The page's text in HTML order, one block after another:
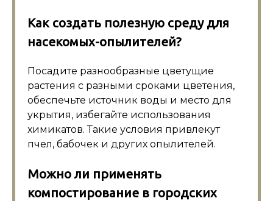
Как создать полезную среду для
насекомых-опылителей?
Посадите разнообразные цветущие
растения с разными сроками цветения,
обеспечьте источник воды и место для
укрытия, избегайте использования
химикатов. Такие условия привлекут
пчел, бабочек и других опылителей.
Можно ли применять
компостирование в городских